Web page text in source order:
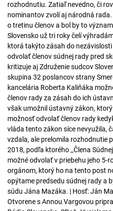
rozhodnutiu. Zatiaľ nevedno, či
nominantov zvolí aj národná
o tretinu členov a bol by to
Slovensko už tri roky čelí
ktorá takýto zásah do
odvolať členov súdnej rady pred
kritizuje aj Združenie sudcov
skupina 32 poslancov strany
kancelária Roberta Kaliňáka
členov rady za zásah do ich
však umožnil ústavný zákon,
možnosť odvolať členov rady
vláda tento zákon síce nevyužila,
vzdala, ale prelomila rozhodnutie
2018, podľa ktorého ,,Člena
možné odvolať v priebehu jeho 5-
orgánom, ktorý ho na tento post
opýtame predsedu súdnej rady a
súdu Jána Mazáka. | Hosť: Ján
Otvorene s Annou Vargovou